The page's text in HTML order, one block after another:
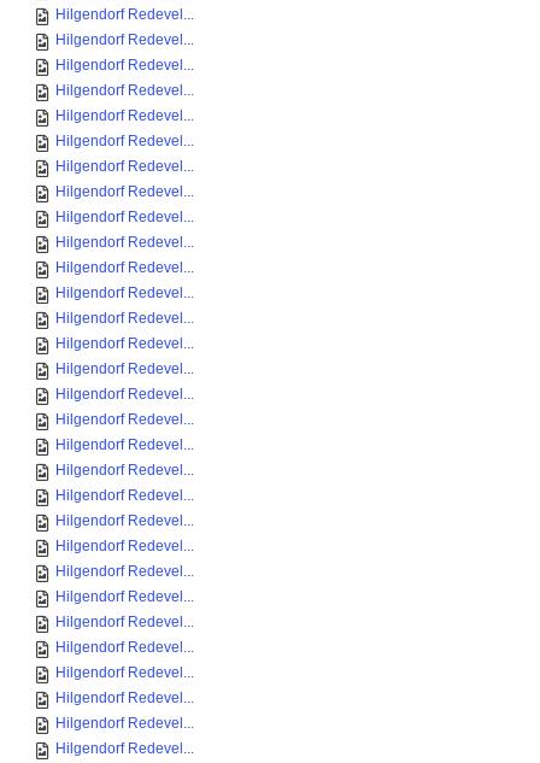
Hilgendorf Redevel...
Hilgendorf Redevel...
Hilgendorf Redevel...
Hilgendorf Redevel...
Hilgendorf Redevel...
Hilgendorf Redevel...
Hilgendorf Redevel...
Hilgendorf Redevel...
Hilgendorf Redevel...
Hilgendorf Redevel...
Hilgendorf Redevel...
Hilgendorf Redevel...
Hilgendorf Redevel...
Hilgendorf Redevel...
Hilgendorf Redevel...
Hilgendorf Redevel...
Hilgendorf Redevel...
Hilgendorf Redevel...
Hilgendorf Redevel...
Hilgendorf Redevel...
Hilgendorf Redevel...
Hilgendorf Redevel...
Hilgendorf Redevel...
Hilgendorf Redevel...
Hilgendorf Redevel...
Hilgendorf Redevel...
Hilgendorf Redevel...
Hilgendorf Redevel...
Hilgendorf Redevel...
Hilgendorf Redevel...